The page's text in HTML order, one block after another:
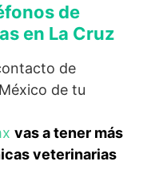
de
en La Cruz
de
de tu
vas a tener más
veterinarias